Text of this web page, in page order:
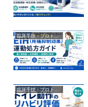
臨床手技・プロトコル